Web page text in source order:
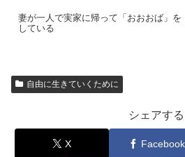
妻が一人で実家に帰って「おおおば」を
している
自由に生きていくために
シェアする
X Facebook